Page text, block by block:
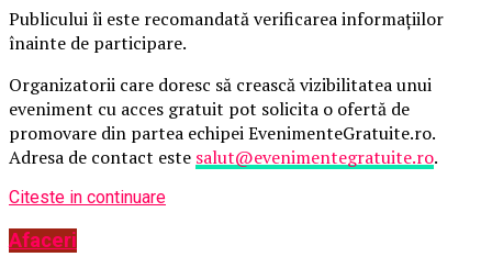
Publicului îi este recomandată verificarea informațiilor
înainte de participare.
Organizatorii care doresc să crească vizibilitatea unui
eveniment cu acces gratuit pot solicita o ofertă de
promovare din partea echipei EvenimenteGratuite.ro.
Adresa de contact este salut@evenimentegratuite.ro.
Citeste in continuare
Afaceri